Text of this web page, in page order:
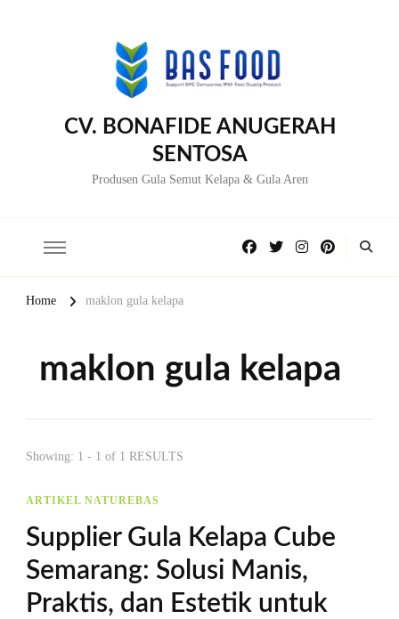
CV. BONAFIDE ANUGERAH
SENTOSA
Produsen Gula Semut Kelapa & Gula Aren
Home maklon gula kelapa
maklon gula kelapa
Showing: 1 - 1 of 1 RESULTS
ARTIKEL NATUREBAS
Supplier Gula Kelapa Cube
Semarang: Solusi Manis,
Praktis, dan Estetik untuk